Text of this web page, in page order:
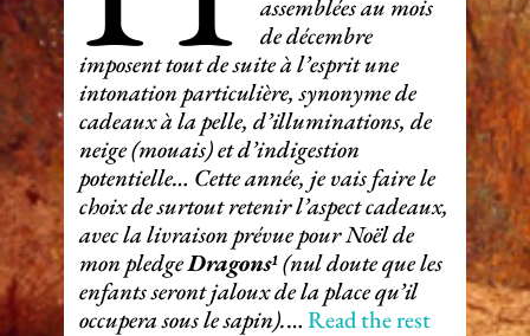
assemblées au mois
de décembre
imposent tout de suite à l’esprit une
intonation particulière, synonyme de
cadeaux à la pelle, d’illuminations, de
neige (mouais) et d’indigestion
potentielle… Cette année, je vais faire le
choix de surtout retenir l’aspect cadeaux,
avec la livraison prévue pour Noël de
mon pledgeDragons¹(nul doute que les
enfants seront jaloux de la place qu’il
occupera sous le sapin).…Read the rest